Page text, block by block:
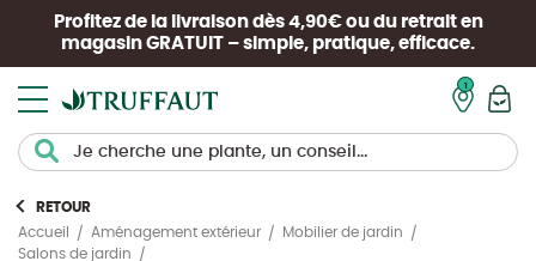
Profitez de la livraison dès 4,90€ ou du retrait en
magasin GRATUIT – simple, pratique, efficace.
RETOUR
Accueil
Aménagement extérieur
Mobilier de jardin
Salons de jardin